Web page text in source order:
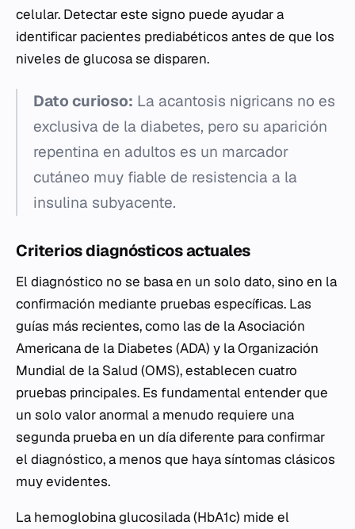
celular. Detectar este signo puede ayudar a
identificar pacientes prediabéticos antes de que los
niveles de glucosa se disparen.
Dato curioso: La acantosis nigricans no es
exclusiva de la diabetes, pero su aparición
repentina en adultos es un marcador
cutáneo muy fiable de resistencia a la
insulina subyacente.
Criterios diagnósticos actuales
El diagnóstico no se basa en un solo dato, sino en la
confirmación mediante pruebas específicas. Las
guías más recientes, como las de la Asociación
Americana de la Diabetes (ADA) y la Organización
Mundial de la Salud (OMS), establecen cuatro
pruebas principales. Es fundamental entender que
un solo valor anormal a menudo requiere una
segunda prueba en un día diferente para confirmar
el diagnóstico, a menos que haya síntomas clásicos
muy evidentes.
La hemoglobina glucosilada (HbA1c) mide el